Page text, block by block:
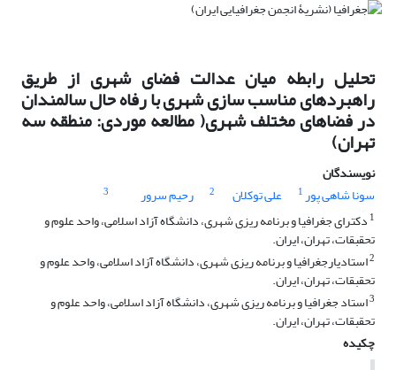
تحلیل رابطه میان عدالت فضای شهری از طریق
راهبردهای مناسب سازی شهری با رفاه حال سالمندان
در فضاهای مختلف شهری( مطالعه موردی: منطقه سه
تهران)
نویسندگان
سونا شاهی پور1 علی توکلان 2 رحیم سرور
3
1 دکترای جغرافیا و برنامه ریزی شهری، دانشگاه آزاد اسلامی، واحد علوم و
تحقبقات، تهران، ایران.
2استادیارجغرافیا و برنامه ریزی شهری، دانشگاه آزاد اسلامی، واحد علوم و
تحقبقات، تهران، ایران.
3استاد جغرافیا و برنامه ریزی شهری، دانشگاه آزاد اسلامی، واحد علوم و
تحقبقات، تهران، ایران.
چکیده